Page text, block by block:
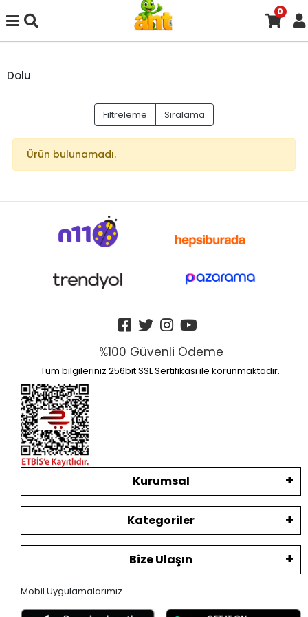
0
Dolu
Filtreleme Sıralama
Ürün bulunamadı.
%100 Güvenli Ödeme
Tüm bilgileriniz 256bit SSL Sertifikası ile korunmaktadır.
Kurumsal
Kategoriler
Bize Ulaşın
Mobil Uygulamalarımız